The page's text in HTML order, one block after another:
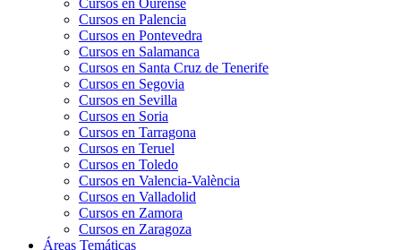
Cursos en Ourense
Cursos en Palencia
Cursos en Pontevedra
Cursos en Salamanca
Cursos en Santa Cruz de Tenerife
Cursos en Segovia
Cursos en Sevilla
Cursos en Soria
Cursos en Tarragona
Cursos en Teruel
Cursos en Toledo
Cursos en Valencia-València
Cursos en Valladolid
Cursos en Zamora
Cursos en Zaragoza
Áreas Temáticas